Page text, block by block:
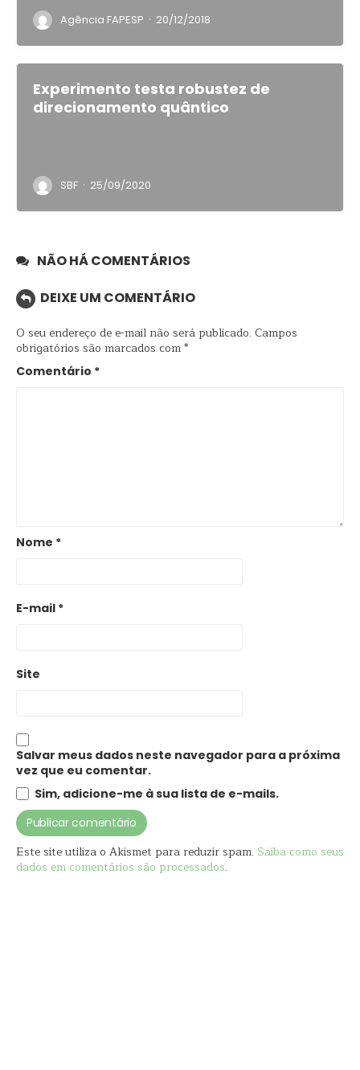
Agência FAPESP · 20/12/2018
Experimento testa robustez de
direcionamento quântico
SBF · 25/09/2020
NÃO HÁ COMENTÁRIOS
DEIXE UM COMENTÁRIO
O seu endereço de e-mail não será publicado. Campos
obrigatórios são marcados com*
Comentário *
Nome *
E-mail *
Site
Salvar meus dados neste navegador para a próxima
vez que eu comentar.
Sim, adicione-me à sua lista de e-mails.
Este site utiliza o Akismet para reduzir spam. Saiba como seus
dados em comentários são processados.